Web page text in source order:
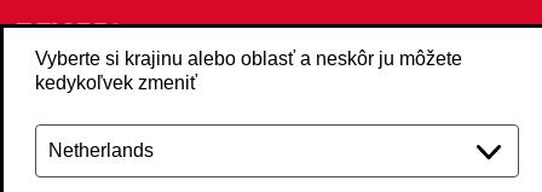
Vyberte si krajinu alebo oblasť a neskôr ju môžete
kedykoľvek zmeniť